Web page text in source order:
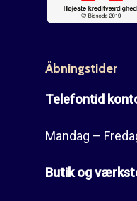
Åbningstider
Telefontid
Mandag –
Butik og